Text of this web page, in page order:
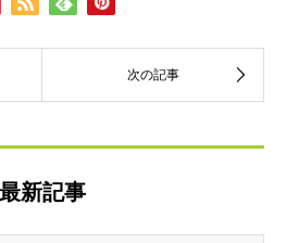
最新記事